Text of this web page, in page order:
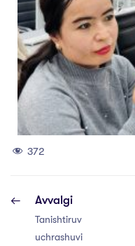
372
Avvalgi
Tanishtiruv
uchrashuvi